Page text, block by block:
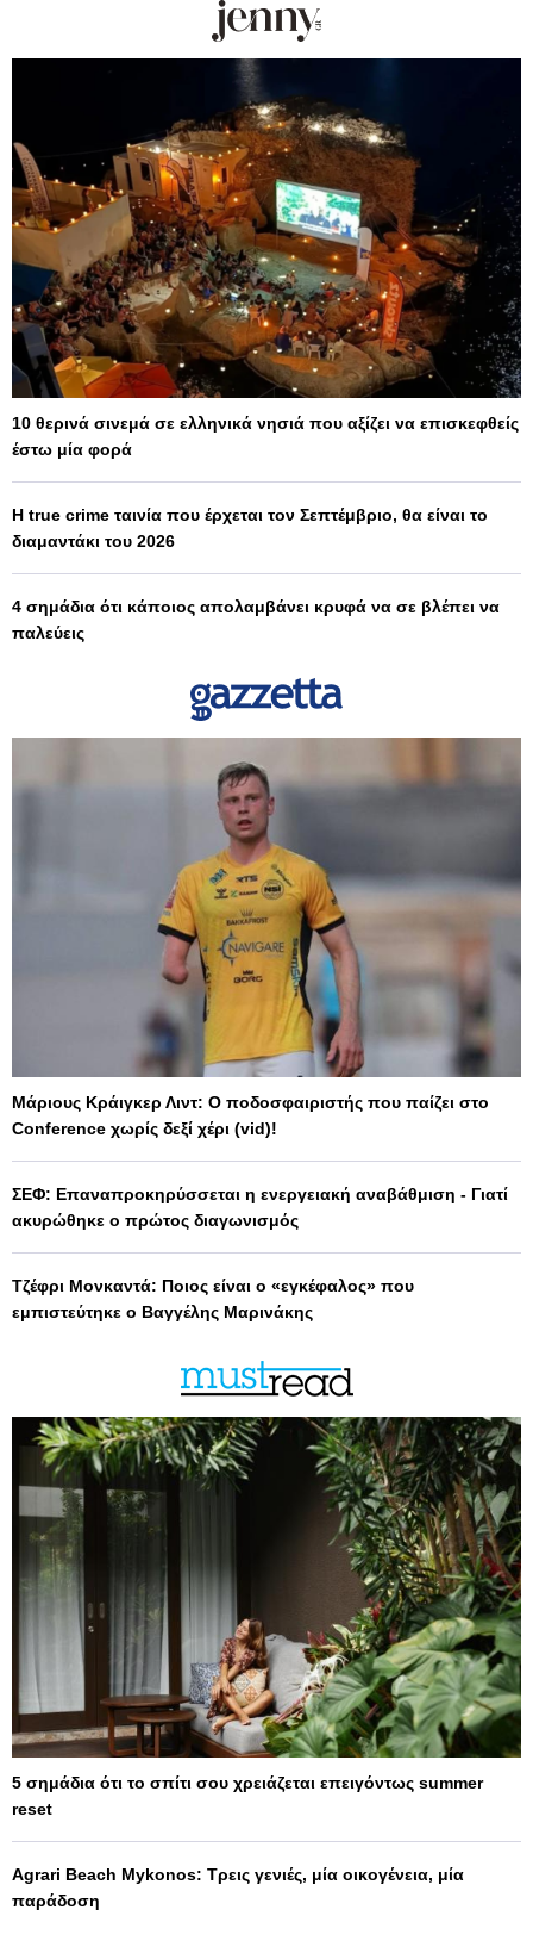
10 θερινά σινεμά σε ελληνικά νησιά που αξίζει να επισκεφθείς
έστω μία φορά
Η true crime ταινία που έρχεται τον Σεπτέμβριο, θα είναι το
διαμαντάκι του 2026
4 σημάδια ότι κάποιος απολαμβάνει κρυφά να σε βλέπει να
παλεύεις
Μάριους Κράιγκερ Λιντ: Ο ποδοσφαιριστής που παίζει στο
Conference χωρίς δεξί χέρι (vid)!
ΣΕΦ: Επαναπροκηρύσσεται η ενεργειακή αναβάθμιση - Γιατί
ακυρώθηκε ο πρώτος διαγωνισμός
Τζέφρι Μονκαντά: Ποιος είναι ο «εγκέφαλος» που
εμπιστεύτηκε ο Βαγγέλης Μαρινάκης
5 σημάδια ότι το σπίτι σου χρειάζεται επειγόντως summer
reset
Agrari Beach Mykonos: Τρεις γενιές, μία οικογένεια, μία
παράδοση